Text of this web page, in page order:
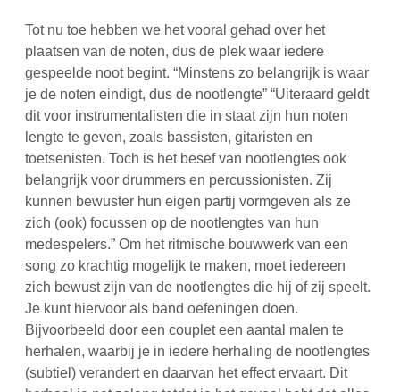
Tot nu toe hebben we het vooral gehad over het
plaatsen van de noten, dus de plek waar iedere
gespeelde noot begint. “Minstens zo belangrijk is waar
je de noten eindigt, dus de nootlengte” “Uiteraard geldt
dit voor instrumentalisten die in staat zijn hun noten
lengte te geven, zoals bassisten, gitaristen en
toetsenisten. Toch is het besef van nootlengtes ook
belangrijk voor drummers en percussionisten. Zij
kunnen bewuster hun eigen partij vormgeven als ze
zich (ook) focussen op de nootlengtes van hun
medespelers.” Om het ritmische bouwwerk van een
song zo krachtig mogelijk te maken, moet iedereen
zich bewust zijn van de nootlengtes die hij of zij speelt.
Je kunt hiervoor als band oefeningen doen.
Bijvoorbeeld door een couplet een aantal malen te
herhalen, waarbij je in iedere herhaling de nootlengtes
(subtiel) verandert en daarvan het effect ervaart. Dit